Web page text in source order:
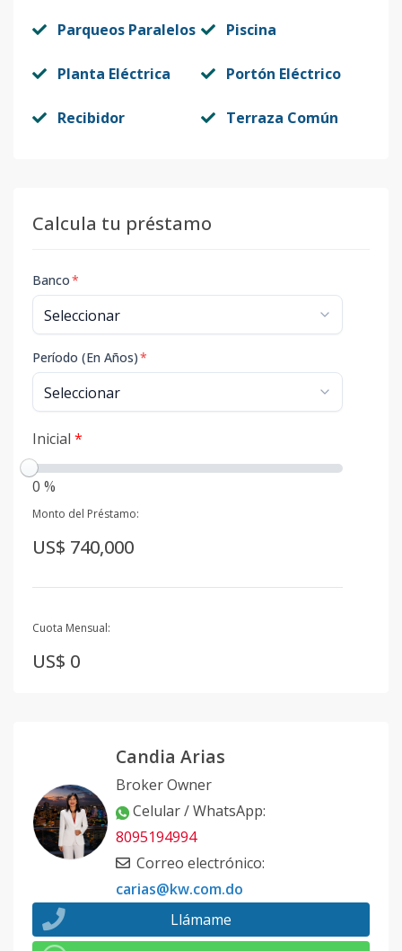
Parqueos Paralelos Piscina
Planta Eléctrica Portón Eléctrico
Recibidor Terraza Común
Calcula tu préstamo
Banco*
Período (En Años)*
Inicial *
0 %
Monto del Préstamo:
US$ 740,000
Cuota Mensual:
US$ 0
Candia Arias
Broker Owner
Celular / WhatsApp:
8095194994
Correo electrónico:
carias@kw.com.do
Llámame